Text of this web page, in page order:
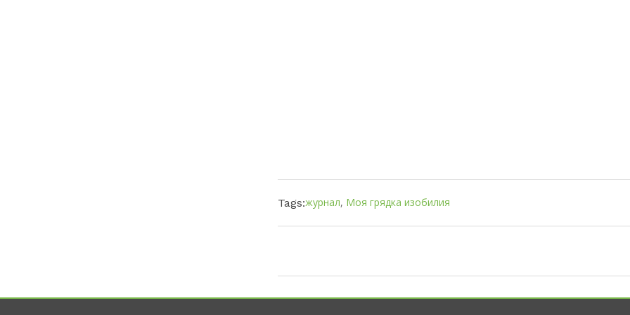
Tags:журнал, Моя грядка изобилия